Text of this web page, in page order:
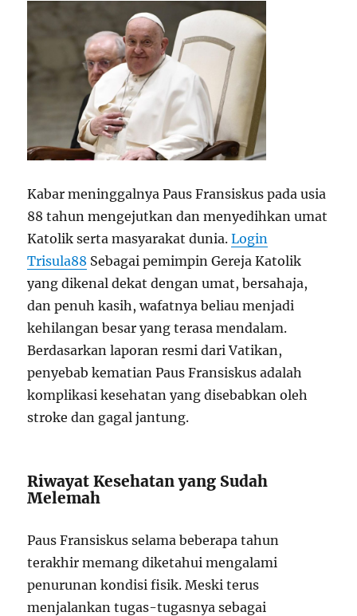
Kabar meninggalnya Paus Fransiskus pada usia
88 tahun mengejutkan dan menyedihkan umat
Katolik serta masyarakat dunia.Login
Trisula88 Sebagai pemimpin Gereja Katolik
yang dikenal dekat dengan umat, bersahaja,
dan penuh kasih, wafatnya beliau menjadi
kehilangan besar yang terasa mendalam.
Berdasarkan laporan resmi dari Vatikan,
penyebab kematian Paus Fransiskus adalah
komplikasi kesehatan yang disebabkan oleh
stroke dan gagal jantung.
Riwayat Kesehatan yang Sudah
Melemah
Paus Fransiskus selama beberapa tahun
terakhir memang diketahui mengalami
penurunan kondisi fisik. Meski terus
menjalankan tugas-tugasnya sebagai